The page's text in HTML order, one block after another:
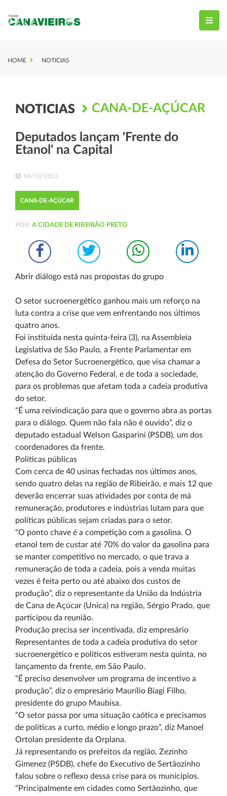
HOME NOTICIAS
NOTICIAS CANA-DE-AÇÚCAR
Deputados lançam 'Frente do
Etanol' na Capital
04/10/2013
CANA-DE-AÇÚCAR
POR: A CIDADE DE RIBEIRÃO PRETO
Abrir diálogo está nas propostas do grupo
O setor sucroenergético ganhou mais um reforço na
luta contra a crise que vem enfrentando nos últimos
quatro anos.
Foi instituída nesta quinta-feira (3), na Assembleia
Legislativa de São Paulo, a Frente Parlamentar em
Defesa do Setor Sucroenergético, que visa chamar a
atenção do Governo Federal, e de toda a sociedade,
para os problemas que afetam toda a cadeia produtiva
do setor.
“É uma reivindicação para que o governo abra as portas
para o diálogo. Quem não fala não é ouvido”, diz o
deputado estadual Welson Gasparini (PSDB), um dos
coordenadores da frente.
Políticas públicas
Com cerca de 40 usinas fechadas nos últimos anos,
sendo quatro delas na região de Ribeirão, e mais 12 que
deverão encerrar suas atividades por conta de má
remuneração, produtores e indústrias lutam para que
políticas públicas sejam criadas para o setor.
“O ponto chave é a competição com a gasolina. O
etanol tem de custar até 70% do valor da gasolina para
se manter competitivo no mercado, o que trava a
remuneração de toda a cadeia, pois a venda muitas
vezes é feita perto ou até abaixo dos custos de
produção”, diz o representante da União da Indústria
de Cana de Açúcar (Unica) na região, Sérgio Prado, que
participou da reunião.
Produção precisa ser incentivada, diz empresário
Representantes de toda a cadeia produtiva do setor
sucroenergético e políticos estiveram nesta quinta, no
lançamento da frente, em São Paulo.
“É preciso desenvolver um programa de incentivo a
produção”, diz o empresário Maurílio Biagi Filho,
presidente do grupo Maubisa.
“O setor passa por uma situação caótica e precisamos
de políticas a curto, médio e longo prazo”, diz Manoel
Ortolan presidente da Orplana.
Já representando os prefeitos da região, Zezinho
Gimenez (PSDB), chefe do Executivo de Sertãozinho
falou sobre o reflexo dessa crise para os municípios.
“Principalmente em cidades como Sertãozinho, que